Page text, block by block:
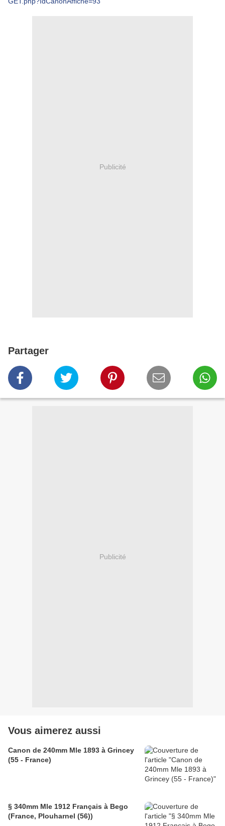
Publicité
Partager
Publicité
Vous aimerez aussi
Canon de 240mm Mle 1893 à Grincey
(55 - France)
§ 340mm Mle 1912 Français à Bego
(France, Plouharnel (56))